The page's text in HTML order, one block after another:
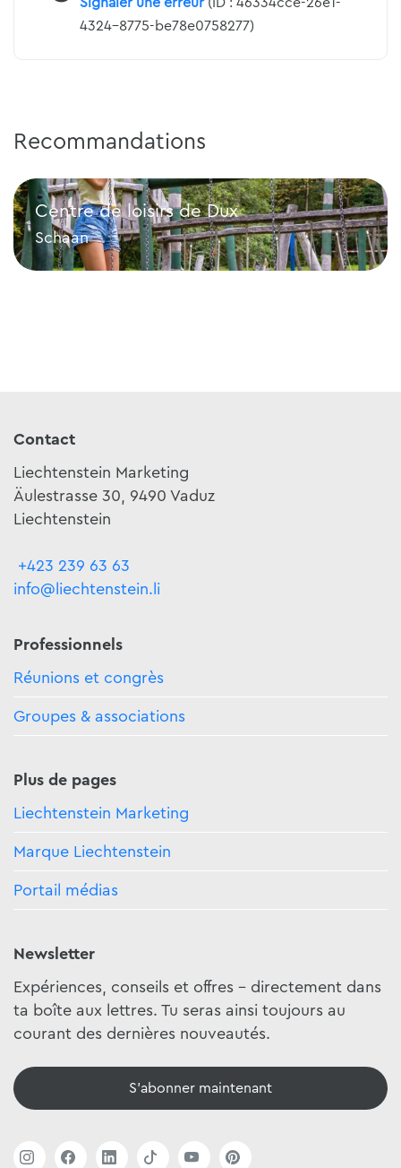
4324-8775-be78e0758277)
Recommandations
Centre de loisirs de Dux
Schaan
Centre de loisirs de Dux
Contact
Liechtenstein Marketing
Äulestrasse 30, 9490 Vaduz
Liechtenstein
+423 239 63 63
info@liechtenstein.li
Professionnels
Réunions et congrès
Groupes & associations
Plus de pages
Liechtenstein Marketing
Marque Liechtenstein
Portail médias
Newsletter
Expériences, conseils et offres - directement dans
ta boîte aux lettres. Tu seras ainsi toujours au
courant des dernières nouveautés.
S'abonner maintenant